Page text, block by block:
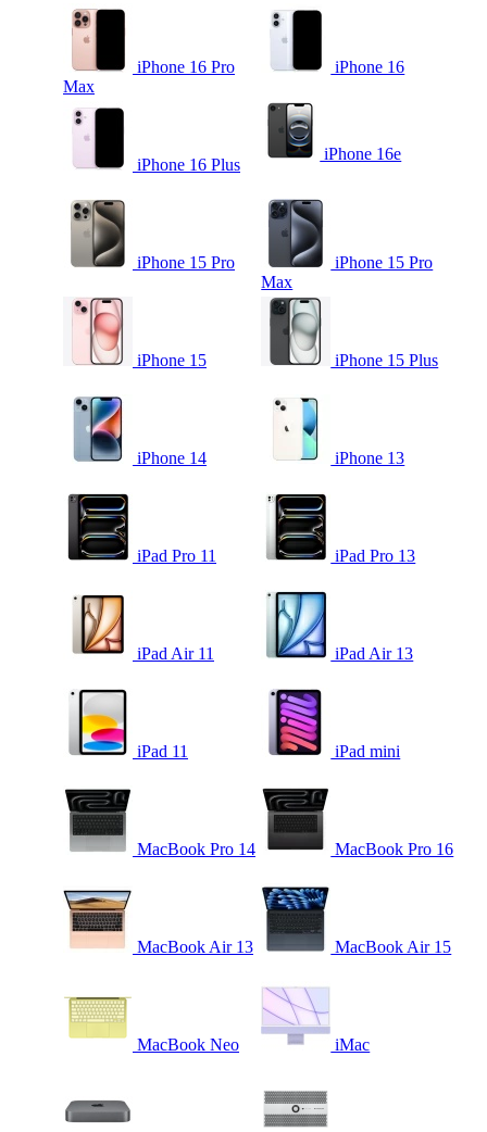
iPhone 16 Pro
Max
iPhone 16
iPhone 16 Plus
iPhone 16e
iPhone 15 Pro
iPhone 15 Pro
Max
iPhone 15 iPhone 15 Plus
iPhone 14 iPhone 13
iPad Pro 11 iPad Pro 13
iPad Air 11 iPad Air 13
iPad 11 iPad mini
MacBook Pro 14 MacBook Pro 16
MacBook Air 13 MacBook Air 15
MacBook Neo iMac